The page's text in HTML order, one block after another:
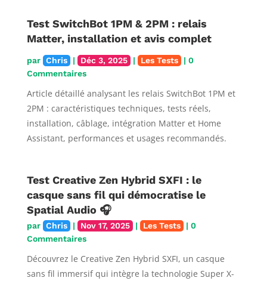
Test SwitchBot 1PM & 2PM : relais
Matter, installation et avis complet
par Chris | Déc 3, 2025 | Les Tests | 0
Commentaires
Article détaillé analysant les relais SwitchBot 1PM et
2PM : caractéristiques techniques, tests réels,
installation, câblage, intégration Matter et Home
Assistant, performances et usages recommandés.
Test Creative Zen Hybrid SXFI : le
casque sans fil qui démocratise le
Spatial Audio 🎧
par Chris | Nov 17, 2025 | Les Tests | 0
Commentaires
Découvrez le Creative Zen Hybrid SXFI, un casque
sans fil immersif qui intègre la technologie Super X-